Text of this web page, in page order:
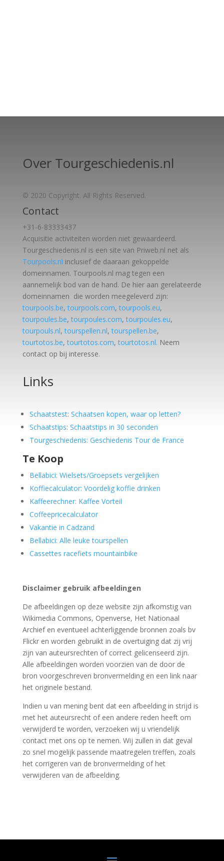
Over Tourgeschiedenis.nl
© 2020 Copyright. All Rights Reserved.
Contact
+31-6-83333437
Acquisitie activiteiten worden niet gewaardeerd.
Tourgeschiedenis.nl is een site van Priweb.nl net als
Tourpools.nl inclusief de daaraan gekoppelde
domeinnamen. Tourpools.nl mag tegen een
aannemelijk bod van de hand. De hier aan gerelateerde
domeinnamen die worden meegeleverd zijn:
tourpools.be,tourpools.com,tourpools.eu,
tourpoules.be,tourpoules.com,tourpoules.eu,
tourpouls.nl,tourspellen.nl,tourspellen.be,
tourtotos.be,tourtotos.com,tourtotos.nl. Neem
contact op bij interesse.
Links
Schaatstest: Schaatsen kopen, waar op letten?
Schaatstips: Schaatstips in 30 seconden
Tourgeschiedenis: Geschiedenis Tour de France
Te Koop
Bellabici: Wielsets/Groepsets vergelijken
Koffiecalculator: Voordelig koffie drinken
Kaffeerechner: Kaffee Vorteil
Coffeepricecalculator
Vakantie in Cadzand
Bellabici: Alle leuke tourspellen
Cassettes racefiets mountainbike
Disclaimer gebruik afbeeldingen
De afbeeldingen op deze website zijn afkomstig van
Wikimedia Commons, Openverse, Het Nationaal
Archief en eventueel achterliggende bronnen zoals bv
Flickr en worden gebruikt in de overtuiging dat zij vrij
zijn van auteursrechten of correct gelicenseerd zijn.
Alle afbeeldingen worden voorzien van de door de
bron voorgeschreven bronvermelding en een link naar
het originele bestand.
Indien u van mening bent dat een afbeelding in strijd is
met het auteursrecht of een andere reden heeft om
verwijderd te worden, verzoeken wij u vriendelijk
contact met ons op te nemen. Wij zullen in dat geval
zo snel mogelijk passende maatregelen treffen, zoals
het corrigeren van de bronvermelding of het
verwijderen van de afbeelding.